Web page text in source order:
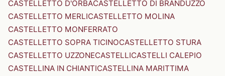
CASTELLETTO D'ORBACASTELLETTO DI BRANDUZZO
CASTELLETTO MERLICASTELLETTO MOLINA
CASTELLETTO MONFERRATO
CASTELLETTO SOPRA TICINOCASTELLETTO STURA
CASTELLETTO UZZONECASTELLICASTELLI CALEPIO
CASTELLINA IN CHIANTICASTELLINA MARITTIMA